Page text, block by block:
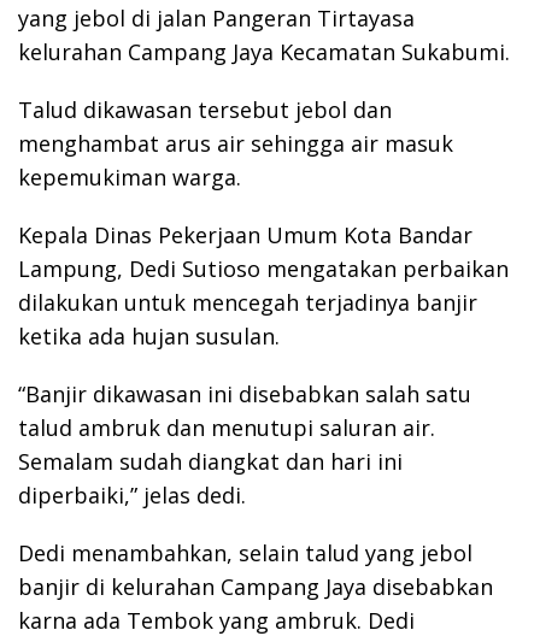
yang jebol di jalan Pangeran Tirtayasa
kelurahan Campang Jaya Kecamatan Sukabumi.
Talud dikawasan tersebut jebol dan
menghambat arus air sehingga air masuk
kepemukiman warga.
Kepala Dinas Pekerjaan Umum Kota Bandar
Lampung, Dedi Sutioso mengatakan perbaikan
dilakukan untuk mencegah terjadinya banjir
ketika ada hujan susulan.
“Banjir dikawasan ini disebabkan salah satu
talud ambruk dan menutupi saluran air.
Semalam sudah diangkat dan hari ini
diperbaiki,” jelas dedi.
Dedi menambahkan, selain talud yang jebol
banjir di kelurahan Campang Jaya disebabkan
karna ada Tembok yang ambruk. Dedi